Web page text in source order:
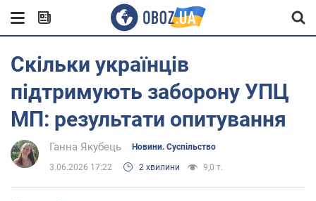
Скільки українців
підтримують заборону УПЦ
МП: результати опитування
Ганна Якубець Новини. Суспільство
3.06.2026 17:22 2 хвилини 9,0 т.